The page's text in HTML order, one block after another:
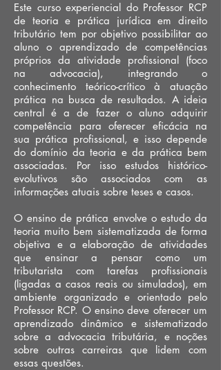
Este curso experiencial do Professor RCP
de teoria e prática jurídica em direito
tributário tem por objetivo possibilitar ao
aluno o aprendizado de competências
próprios da atividade profissional (foco
na advocacia), integrando o
conhecimento teórico-crítico à atuação
prática na busca de resultados. A ideia
central é a de fazer o aluno adquirir
competência para oferecer eficácia na
sua prática profissional, e isso depende
do domínio da teoria e da prática bem
associadas. Por isso estudos histórico-
evolutivos são associados com as
informações atuais sobre teses e casos.
O ensino de prática envolve o estudo da
teoria muito bem sistematizada de forma
objetiva e a elaboração de atividades
que ensinar a pensar como um
tributarista com tarefas profissionais
(ligadas a casos reais ou simulados), em
ambiente organizado e orientado pelo
Professor RCP. O ensino deve oferecer um
aprendizado dinâmico e sistematizado
sobre a advocacia tributária, e noções
sobre outras carreiras que lidem com
essas questões.